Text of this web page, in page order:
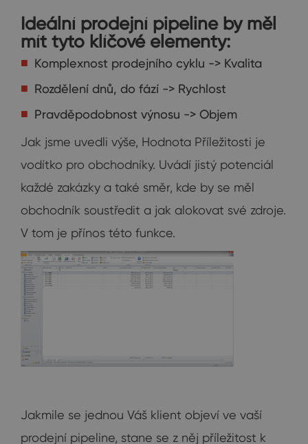
Ideální prodejní pipeline by měl
mít tyto klíčové elementy:
Komplexnost prodejního cyklu -> Kvalita
Rozdělení dnů, do fází -> Rychlost
Pravděpodobnost výnosu -> Objem
Jak jsme uvedli výše, Hodnota Příležitosti je
vodítko pro obchodníky. Uvádí jistý potenciál
každé zakázky a také směr, kde by se měl
obchodník soustředit a jak alokovat své zdroje.
V tom je přínos této funkce.
Jakmile se jednou Váš klient objeví ve vaší
prodejní pipeline, stane se z něj příležitost k